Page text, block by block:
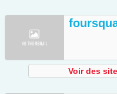
Voir des